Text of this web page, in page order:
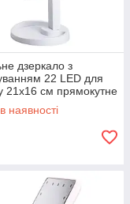
дзеркало з
22 LED для
21х16 см прямокутне
USB Біле HP-10-4AW
наявності